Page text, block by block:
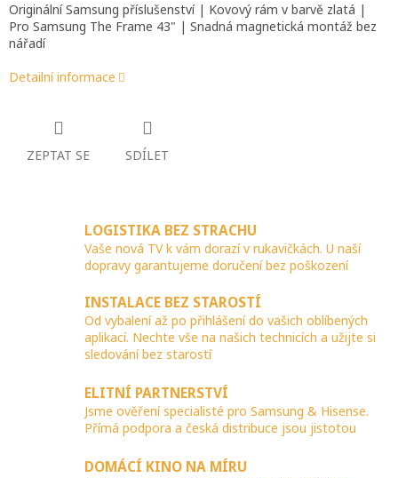
Originální Samsung příslušenství | Kovový rám v barvě zlatá |
Pro Samsung The Frame 43" | Snadná magnetická montáž bez
nářadí
Detailní informace
ZEPTAT SE SDÍLET
LOGISTIKA BEZ STRACHU
Vaše nová TV k vám dorazí v rukavičkách. U naší
dopravy garantujeme doručení bez poškození
INSTALACE BEZ STAROSTÍ
Od vybalení až po přihlášení do vašich oblíbených
aplikací. Nechte vše na našich technicích a užijte si
sledování bez starostí
ELITNÍ PARTNERSTVÍ
Jsme ověření specialisté pro Samsung & Hisense.
Přímá podpora a česká distribuce jsou jistotou
DOMÁCÍ KINO NA MÍRU